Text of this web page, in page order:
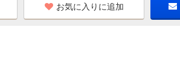
お気に入りに追加